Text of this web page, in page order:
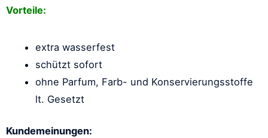
Vorteile:
extra wasserfest
schützt sofort
ohne Parfum, Farb- und Konservierungsstoffe
lt. Gesetzt
Kundemeinungen: